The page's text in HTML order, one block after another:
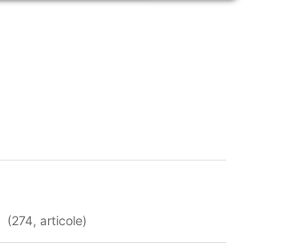
(274,articole)